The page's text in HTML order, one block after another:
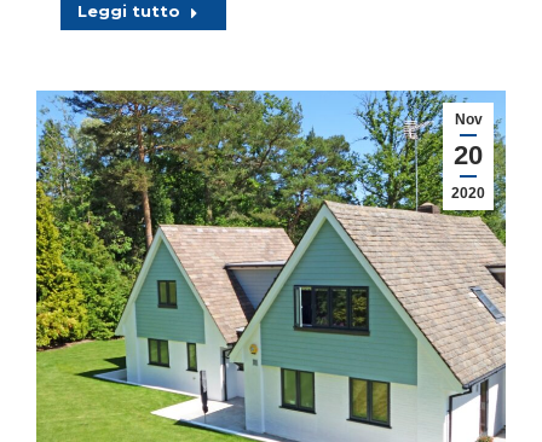
Leggi tutto
Nov
20
2020